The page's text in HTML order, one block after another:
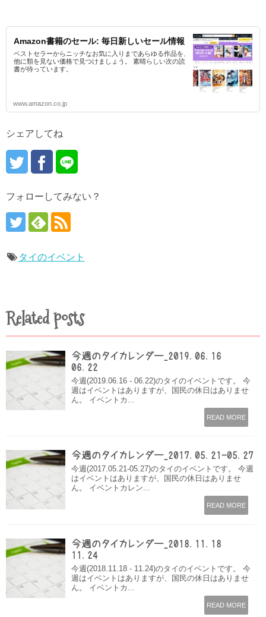
Amazon書籍のセール: 毎日新しいセール情報
ベストセラーからニッチなお気に入りまであらゆる作品を、
他に類を見ない価格で見つけましょう。 素晴らしい次の読
書が待っています。
www.amazon.co.jp
シェアしてね
フォローしてみない？
タイのイベント
Related posts
今週のタイカレンダー_2019.06.16 –
06.22
今週(2019.06.16 - 06.22)のタイのイベントです。 今
週はイベントはありますが、国民の休日はありませ
ん。 イベントカ...
READ MORE
今週のタイカレンダー_2017.05.21-05.27
今週(2017.05.21-05.27)のタイのイベントです。 今週
はイベントはありますが、国民の休日はありませ
ん。 イベントカレン...
READ MORE
今週のタイカレンダー_2018.11.18 –
11.24
今週(2018.11.18 - 11.24)のタイのイベントです。 今
週はイベントはありますが、国民の休日はありませ
ん。 イベントカ...
READ MORE